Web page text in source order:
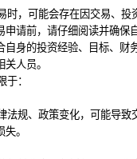
时，可能会存在因交易、投
申请前，请仔细阅读并确
自身的投资经验、目标、
关人员。
于：
法规、政策变化，可能导
失。